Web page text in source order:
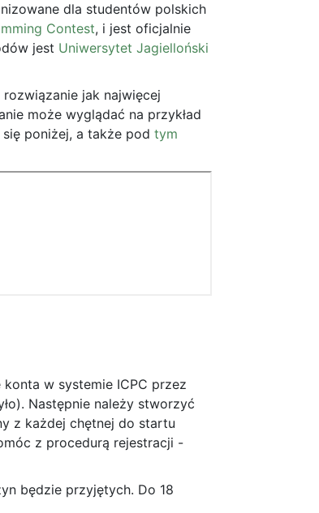
dla studentów polskich
Contest, i jest oficjalnie
jest Uniwersytet Jagielloński
jak najwięcej
może wyglądać na przykład
poniżej, a także pod tym
konta w systemie ICPC przez
Następnie należy stworzyć
z każdej chętnej do startu
z procedurą rejestracji -
będzie przyjętych. Do 18